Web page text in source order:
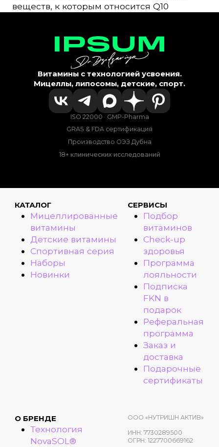
веществ, к которым относится Q10
Витамины с технологией усвоения.
Мицеллы, липосомы, детские, спорт.
ISO 22000 · GMP-Pharma
GRAS & FDA сертификация
Производство ОЭЗ Дубна
18+ клинических исследований
КАТАЛОГ
Мицеллированные
витамины
Детские витамины
Спортивная серия
Наборы
Новинки
СЕРВИСЫ
Подбор
витаминов
Check-up
здоровья
Программа
лояльности
Подписка
FKN в
подарок
Реферальная
программа
Заказ и
доставка
Подарочные
сертификаты
О БРЕНДЕ
Технология
NovaSOL®
ООО «НУТРИШН АКТИВ»
ИНН: 7730289500
ОГРН: 1227700669162